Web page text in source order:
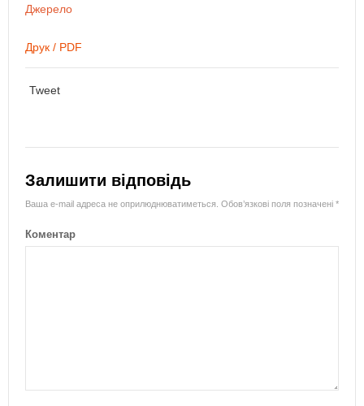
Джерело
Друк / PDF
Tweet
Залишити відповідь
Ваша e-mail адреса не оприлюднюватиметься. Обов’язкові поля позначені *
Коментар